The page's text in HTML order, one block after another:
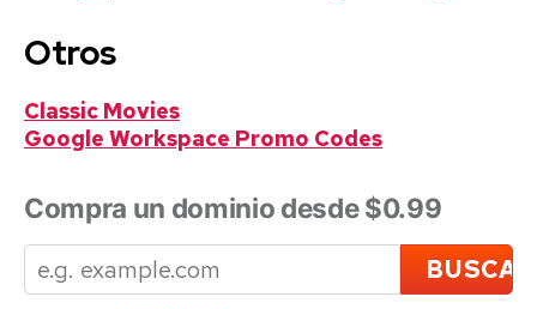
Otros
Classic Movies
Google Workspace Promo Codes
Compra un dominio desde $0.99